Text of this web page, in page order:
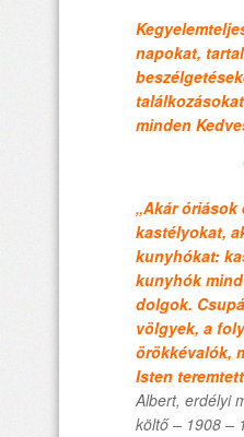
napokat,
minden
„Akár óriások
kastélyokat,
kunyhókat:
kunyhók
dolgok.
völgyek, a
örökkévalók,
Isten
Albert, erdélyi
költő – 1908 –